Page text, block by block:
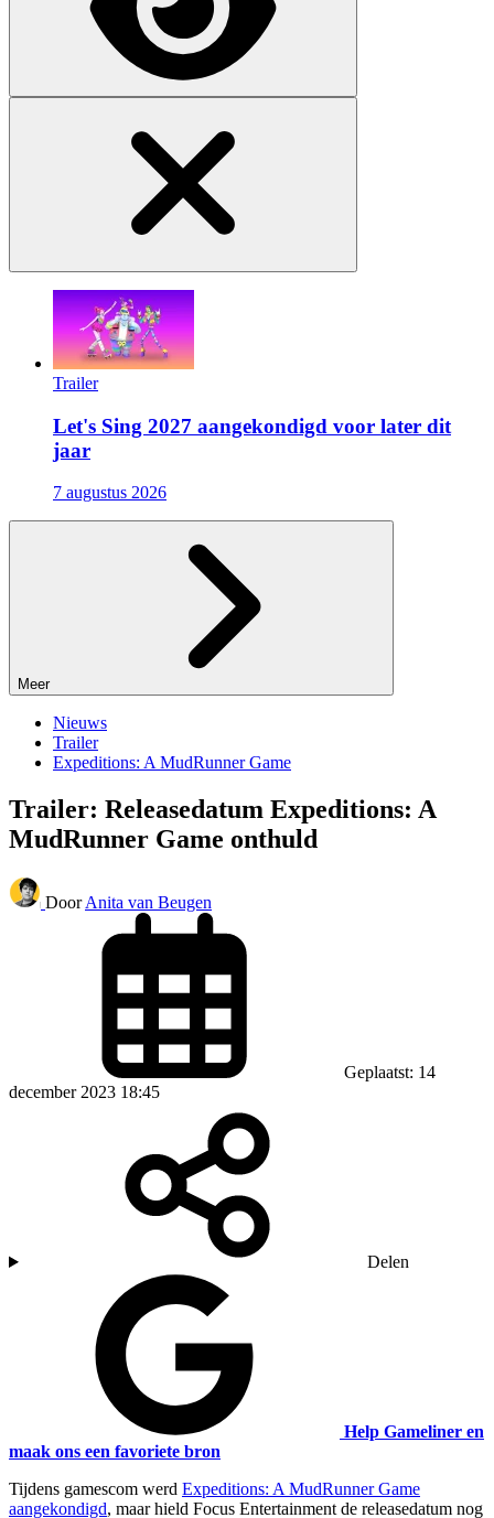
Trailer
Let's Sing 2027 aangekondigd voor later dit
jaar
7 augustus 2026
Meer
Nieuws
Trailer
Expeditions: A MudRunner Game
Trailer: Releasedatum Expeditions: A
MudRunner Game onthuld
Door Anita van Beugen
Geplaatst: 14
december 2023 18:45
Delen
Help Gameliner en
maak ons een favoriete bron
Tijdens gamescom werd Expeditions: A MudRunner Game
aangekondigd, maar hield Focus Entertainment de releasedatum nog